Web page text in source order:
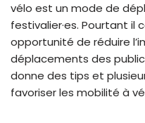
vélo est un mode de
festivalier·es. Pourtant il
opportunité de réduire
déplacements des
donne des tips et
favoriser les mobilité à